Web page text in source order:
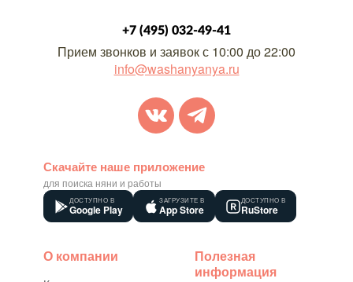
+7 (495) 032-49-41
Прием звонков и заявок с 10:00 до 22:00
info@washanyanya.ru
Скачайте наше приложение
для поиска няни и работы
ДОСТУПНО В
Google Play
ЗАГРУЗИТЕ В
App Store
ДОСТУПНО В
RuStore
О компании
Полезная
информация